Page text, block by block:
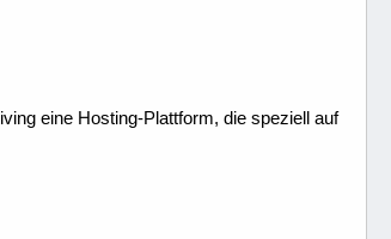
eine Hosting-Plattform, die speziell auf